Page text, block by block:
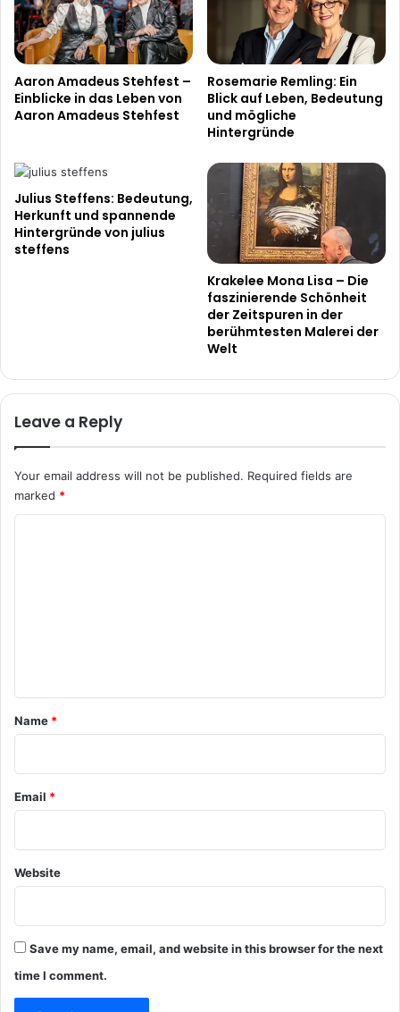
Aaron Amadeus Stehfest –
Einblicke in das Leben von
Aaron Amadeus Stehfest
Rosemarie Remling: Ein
Blick auf Leben, Bedeutung
und mögliche
Hintergründe
Julius Steffens: Bedeutung,
Herkunft und spannende
Hintergründe von julius
steffens
Krakelee Mona Lisa – Die
faszinierende Schönheit
der Zeitspuren in der
berühmtesten Malerei der
Welt
Leave a Reply
Your email address will not be published. Required fields are
marked *
*
Name *
Email *
Website
Save my name, email, and website in this browser for the next
time I comment.